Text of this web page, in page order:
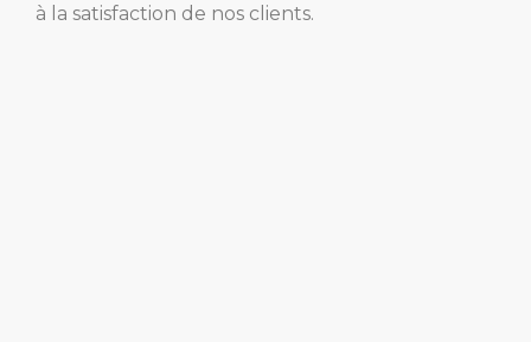
à la satisfaction de nos clients.